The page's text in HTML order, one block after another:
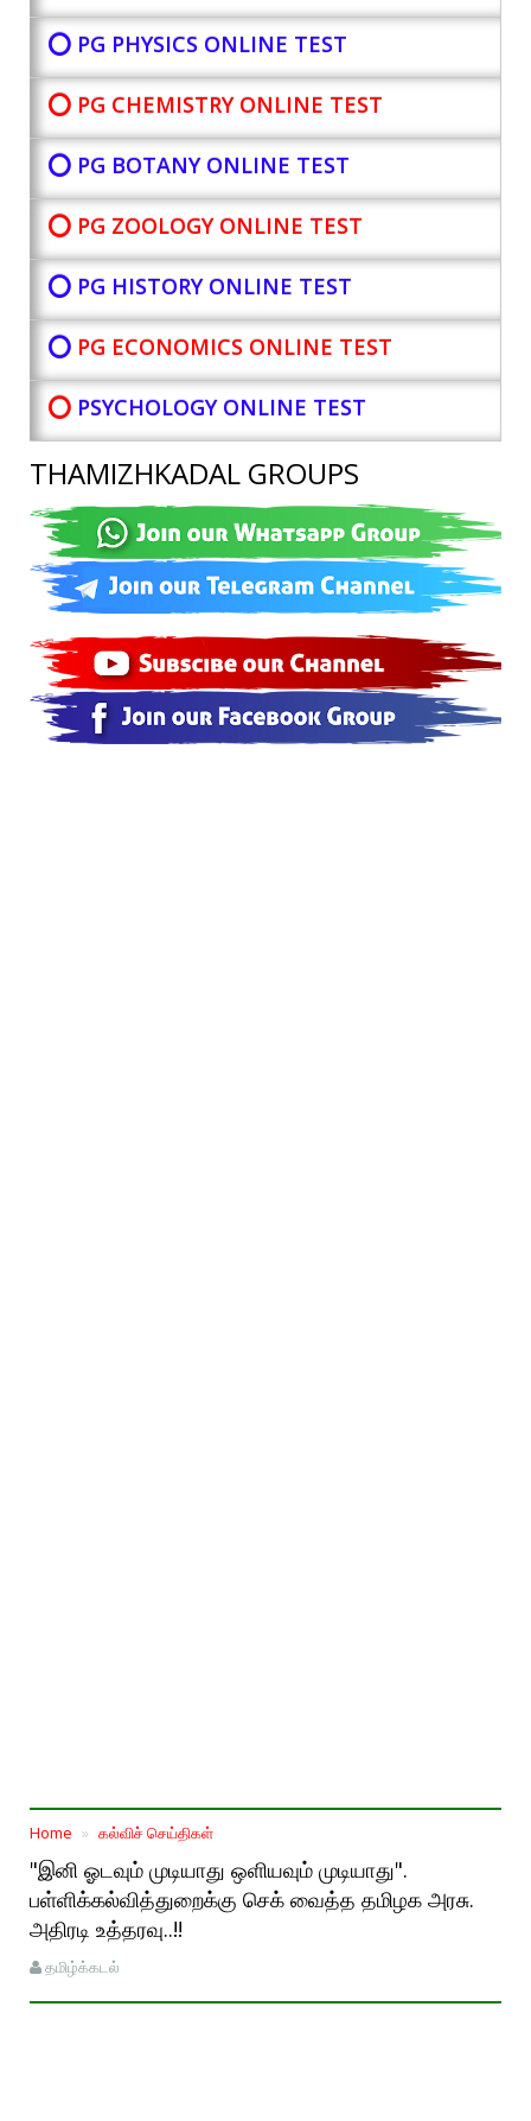
⭕ PG PHYSICS ONLINE TEST
⭕ PG CHEMISTRY ONLINE TEST
⭕ PG BOTANYONLINE TEST
⭕ PG ZOOLOGY ONLINE TEST
⭕ PG HISTORY ONLINE TEST
⭕ PG ECONOMICS ONLINE TEST
⭕ PSYCHOLOGY ONLINE TEST
THAMIZHKADAL GROUPS
Home கல்விச் செய்திகள்
"இனி ஓடவும் முடியாது ஒளியவும் முடியாது".
பள்ளிக்கல்வித்துறைக்கு செக் வைத்த தமிழக அரசு.
அதிரடி உத்தரவு..!!
தமிழ்க்கடல்